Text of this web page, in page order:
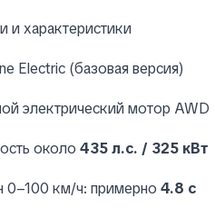
и характеристики
Electric (базовая версия)
электрический мотор AWD
около 435 л.с. / 325 кВт
0–100 км/ч: примерно 4.8 с